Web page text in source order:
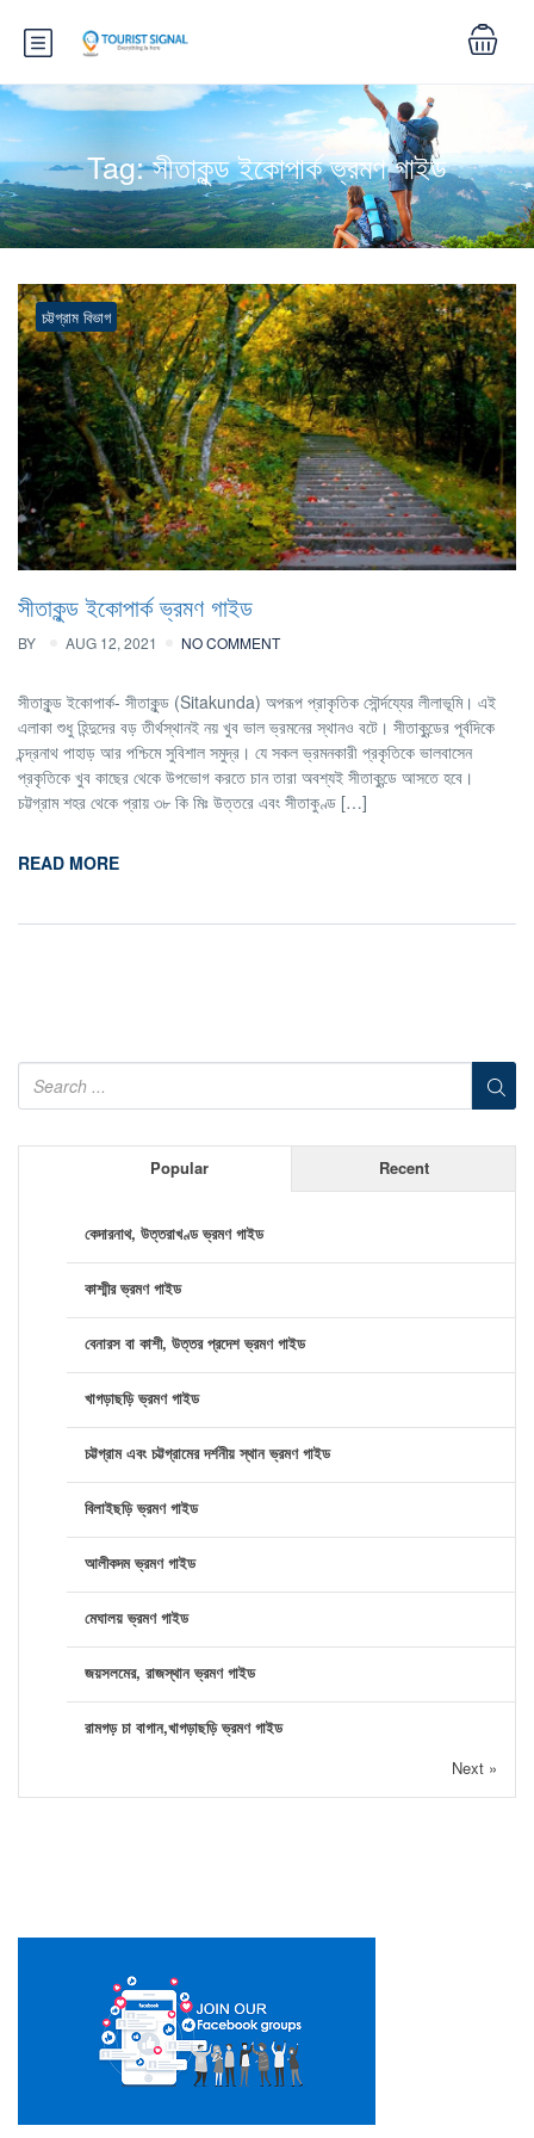
Tag:সীতাকুন্ড ইকোপার্ক ভ্রমণ গাইড
চট্টগ্রাম বিভাগ
সীতাকুন্ড ইকোপার্ক ভ্রমণ গাইড
BY AUG 12, 2021 NO COMMENT
সীতাকুন্ড ইকোপার্ক- সীতাকুন্ড (Sitakunda) অপরূপ প্রাকৃতিক সৌর্ন্দয্যের লীলাভূমি। এই
এলাকা শুধু হিন্দুদের বড় তীর্থস্থানই নয় খুব ভাল ভ্রমনের স্থানও বটে। সীতাকুন্ডের পূর্বদিকে
চন্দ্রনাথ পাহাড় আর পশ্চিমে সুবিশাল সমুদ্র। যে সকল ভ্রমনকারী প্রকৃতিকে ভালবাসেন
প্রকৃতিকে খুব কাছের থেকে উপভোগ করতে চান তারা অবশ্যই সীতাকুন্ডে আসতে হবে।
চট্টগ্রাম শহর থেকে প্রায় ৩৮ কি মিঃ উত্তরে এবং সীতাকুণ্ড […]
READ MORE
Popular Recent
কেদারনাথ, উত্তরাখণ্ড ভ্রমণ গাইড
কাশ্মীর ভ্রমণ গাইড
বেনারস বা কাশী, উত্তর প্রদেশ ভ্রমণ গাইড
খাগড়াছড়ি ভ্রমণ গাইড
চট্টগ্রাম এবং চট্টগ্রামের দর্শনীয় স্থান ভ্রমণ গাইড
বিলাইছড়ি ভ্রমণ গাইড
আলীকদম ভ্রমণ গাইড
মেঘালয় ভ্রমণ গাইড
জয়সলমের, রাজস্থান ভ্রমণ গাইড
রামগড় চা বাগান,খাগড়াছড়ি ভ্রমণ গাইড
Next »